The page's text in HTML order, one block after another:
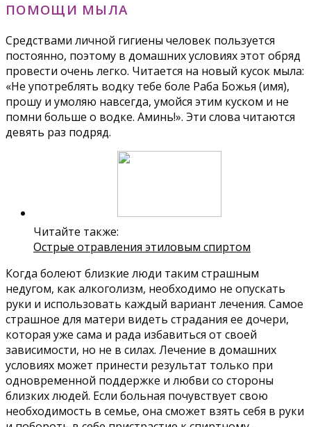
ПОМОЩИ МЫЛА
Средствами личной гигиены человек пользуется
постоянно, поэтому в домашних условиях этот обряд
провести очень легко. Читается на новый кусок мыла:
«Не употреблять водку тебе боле Раба Божья (имя),
прошу и умоляю навсегда, умойся этим куском и не
помни больше о водке. Аминь!». Эти слова читаются
девять раз подряд.
Читайте также:
Острые отравления этиловым спиртом
Когда болеют близкие люди таким страшным
недугом, как алкоголизм, необходимо не опускать
руки и использовать каждый вариант лечения. Самое
страшное для матери видеть страдания ее дочери,
которая уже сама и рада избавиться от своей
зависимости, но не в силах. Лечение в домашних
условиях может принести результат только при
одновременной поддержке и любви со стороны
близких людей. Если больная почувствует свою
необходимость в семье, она сможет взять себя в руки